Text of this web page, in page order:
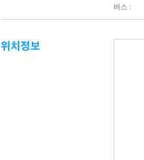
버스 :
위치정보